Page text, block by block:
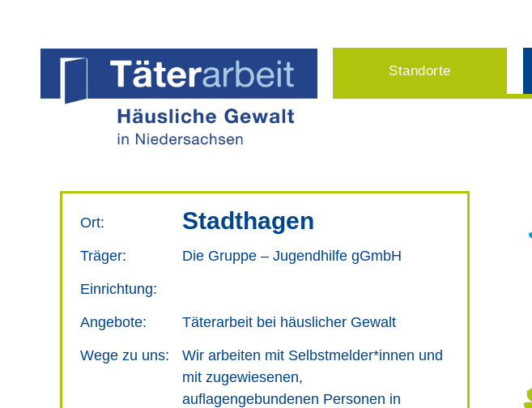
Standorte
Ort: Stadthagen
Träger: Die Gruppe – Jugendhilfe gGmbH
Einrichtung:
Angebote: Täterarbeit bei häuslicher Gewalt
Wege zu uns:
Wir arbeiten mit Selbstmelder*innen und
mit zugewiesenen,
auflagengebundenen Personen in